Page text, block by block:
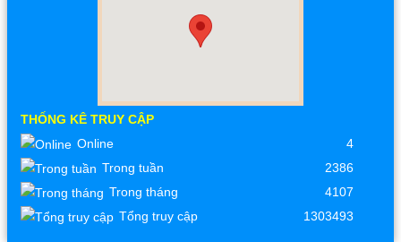
THỐNG KÊ TRUY CẬP
Online
4
Trong tuần
2386
Trong tháng
4107
Tổng truy cập
1303493